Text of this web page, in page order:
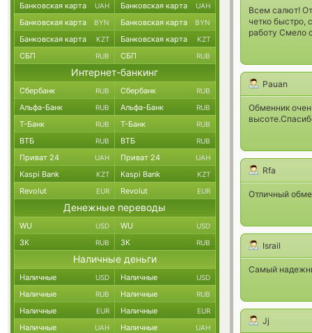
Всем салют!
четко быстро,
работу Смело
Pauan
Обменник
Rfa
Отличный
Israil
Самый
Jj
Банковская карта UAH Банковская карта UAH
Банковская карта BYN Банковская карта BYN
Банковская карта KZT Банковская карта KZT
СБП RUB СБП RUB
Интернет-банкинг
Сбербанк RUB Сбербанк RUB
Альфа-Банк RUB Альфа-Банк RUB
Т-Банк RUB Т-Банк RUB
ВТБ RUB ВТБ RUB
Приват 24 UAH Приват 24 UAH
Kaspi Bank KZT Kaspi Bank KZT
Revolut EUR Revolut EUR
Денежные переводы
WU USD WU USD
ЗК RUB ЗК RUB
Наличные деньги
Наличные USD Наличные USD
Наличные RUB Наличные RUB
Наличные EUR Наличные EUR
Наличные UAH Наличные UAH